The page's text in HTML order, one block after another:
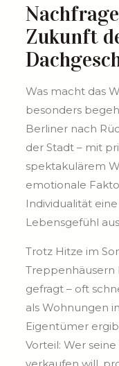
Zukunft
Was macht das
besonders
Berliner nach
der Stadt – mit
spektakulärem
emotionale
Individualität
Lebensgefühl
Trotz Hitze im
Treppenhäusern
gefragt – oft
als Wohnungen
Eigentümer
Vorteil: Wer
verkaufen will,